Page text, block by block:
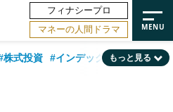
フィナシープロ
マネーの人間ドラマ
株式投資 #インデックスファンド
もっと見る